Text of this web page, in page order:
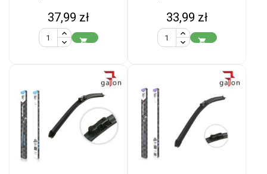
Cena
37,99 zł

Cena
33,99 zł
